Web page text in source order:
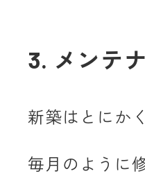
3. メンテ
新築はとにか
毎月のように